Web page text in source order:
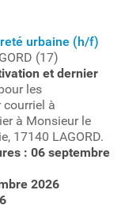
urbaine (h/f)
(17)
et dernier
les
à
à Monsieur le
17140 LAGORD.
: 06 septembre
2026